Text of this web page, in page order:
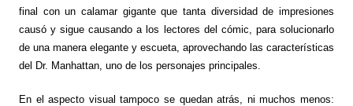
final con un calamar gigante que tanta diversidad de impresiones
causó y sigue causando a los lectores del cómic, para solucionarlo
de una manera elegante y escueta, aprovechando las características
del Dr. Manhattan, uno de los personajes principales.
En el aspecto visual tampoco se quedan atrás, ni muchos menos: